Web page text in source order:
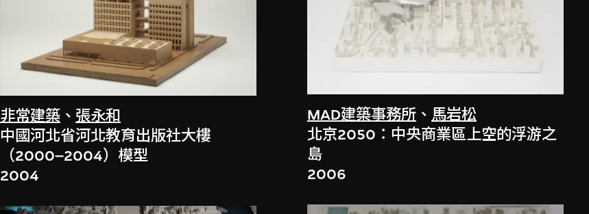
非常建築 、 張永和
中國河北省河北教育出版社大樓
（2000–2004）模型
2004
MAD建築事務所 、 馬岩松
北京2050：中央商業區上空的浮游之
島
2006